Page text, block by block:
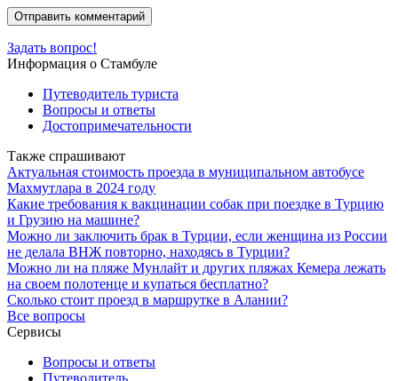
Задать вопрос!
Информация о Стамбуле
Путеводитель туриста
Вопросы и ответы
Достопримечательности
Также спрашивают
Актуальная стоимость проезда в муниципальном автобусе
Махмутлара в 2024 году
Какие требования к вакцинации собак при поездке в Турцию
и Грузию на машине?
Можно ли заключить брак в Турции, если женщина из России
не делала ВНЖ повторно, находясь в Турции?
Можно ли на пляже Мунлайт и других пляжах Кемера лежать
на своем полотенце и купаться бесплатно?
Сколько стоит проезд в маршрутке в Алании?
Все вопросы
Сервисы
Вопросы и ответы
Путеводитель